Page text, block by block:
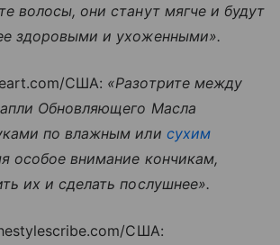
волосы, они станут мягче и будут
здоровыми и ухоженными».
США: «Разотрите между
Обновляющего Масла
по влажным или сухим
особое внимание кончикам,
их и сделать послушнее».
США: